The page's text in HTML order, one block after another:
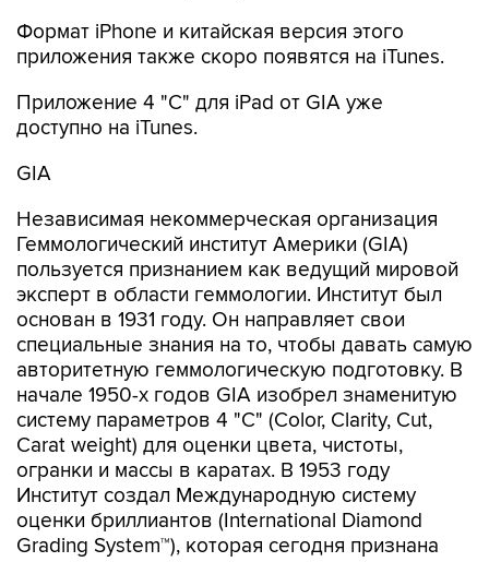
Формат iPhone и китайская версия этого
приложения также скоро появятся на iTunes.
Приложение 4 "С" для iPad от GIA уже
доступно на iTunes.
GIA
Независимая некоммерческая организация
Геммологический институт Америки (GIA)
пользуется признанием как ведущий мировой
эксперт в области геммологии. Институт был
основан в 1931 году. Он направляет свои
специальные знания на то, чтобы давать самую
авторитетную геммологическую подготовку. В
начале 1950-х годов GIA изобрел знаменитую
систему параметров 4 "С" (Color, Clarity, Cut,
Carat weight) для оценки цвета, чистоты,
огранки и массы в каратах. В 1953 году
Институт создал Международную систему
оценки бриллиантов (International Diamond
Grading System™), которая сегодня признана